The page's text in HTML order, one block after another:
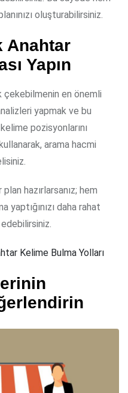
oluşturabilirsiniz.
Anahtar
Yapın
çekebilmenin en önemli
yapmak ve bu
pozisyonlarını
arama hacmi
hazırlarsanız; hem
yaptığınızı daha rahat
Kelime Bulma Yolları